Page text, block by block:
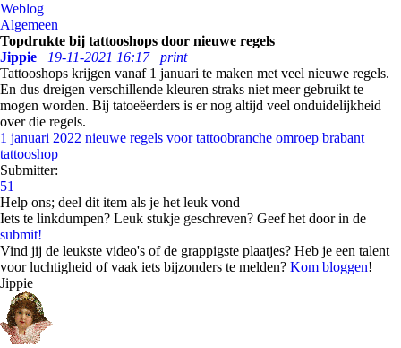
Weblog
Algemeen
Topdrukte bij tattooshops door nieuwe regels
Jippie
19-11-2021 16:17
print
Tattooshops krijgen vanaf 1 januari te maken met veel nieuwe regels.
En dus dreigen verschillende kleuren straks niet meer gebruikt te
mogen worden. Bij tatoeëerders is er nog altijd veel onduidelijkheid
over die regels.
1 januari 2022 nieuwe regels voor tattoobranche omroep brabant
tattooshop
Submitter:
51
Help ons; deel dit item als je het leuk vond
Iets te linkdumpen? Leuk stukje geschreven? Geef het door in de
submit!
Vind jij de leukste video's of de grappigste plaatjes? Heb je een talent
voor luchtigheid of vaak iets bijzonders te melden? Kom bloggen!
Jippie